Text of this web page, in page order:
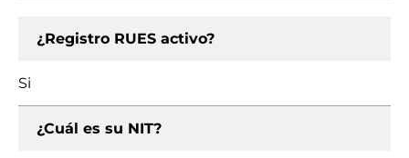
¿Registro RUES activo?
Si
¿Cuál es su NIT?